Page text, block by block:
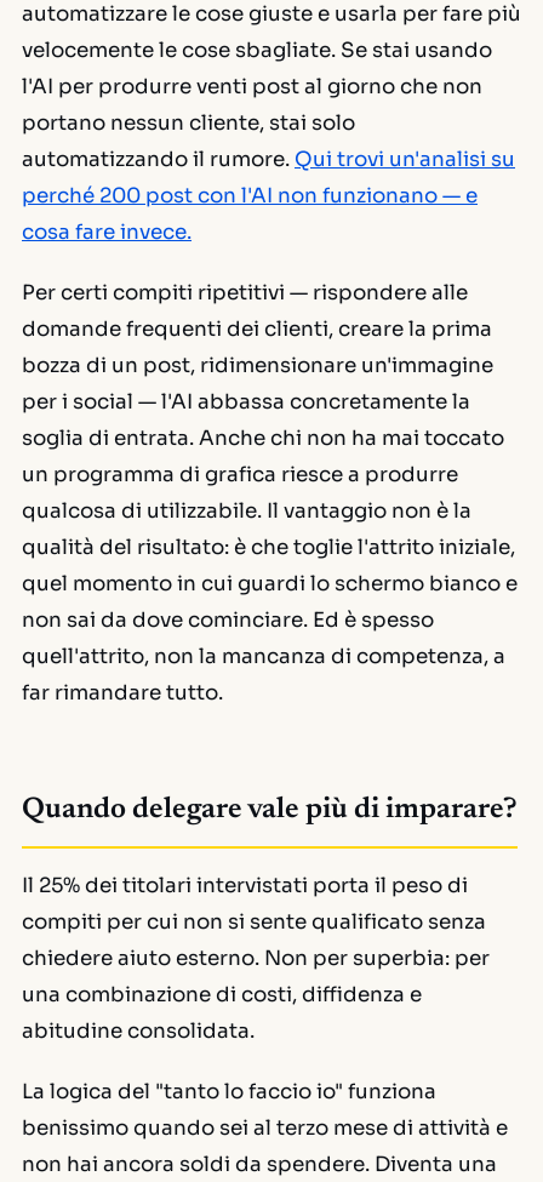
automatizzare le cose giuste e usarla per fare più
velocemente le cose sbagliate. Se stai usando
l'AI per produrre venti post al giorno che non
portano nessun cliente, stai solo
automatizzando il rumore. Qui trovi un'analisi su
perché 200 post con l'AI non funzionano — e
cosa fare invece.
Per certi compiti ripetitivi — rispondere alle
domande frequenti dei clienti, creare la prima
bozza di un post, ridimensionare un'immagine
per i social — l'AI abbassa concretamente la
soglia di entrata. Anche chi non ha mai toccato
un programma di grafica riesce a produrre
qualcosa di utilizzabile. Il vantaggio non è la
qualità del risultato: è che toglie l'attrito iniziale,
quel momento in cui guardi lo schermo bianco e
non sai da dove cominciare. Ed è spesso
quell'attrito, non la mancanza di competenza, a
far rimandare tutto.
Quando delegare vale più di imparare?
Il 25% dei titolari intervistati porta il peso di
compiti per cui non si sente qualificato senza
chiedere aiuto esterno. Non per superbia: per
una combinazione di costi, diffidenza e
abitudine consolidata.
La logica del "tanto lo faccio io" funziona
benissimo quando sei al terzo mese di attività e
non hai ancora soldi da spendere. Diventa una